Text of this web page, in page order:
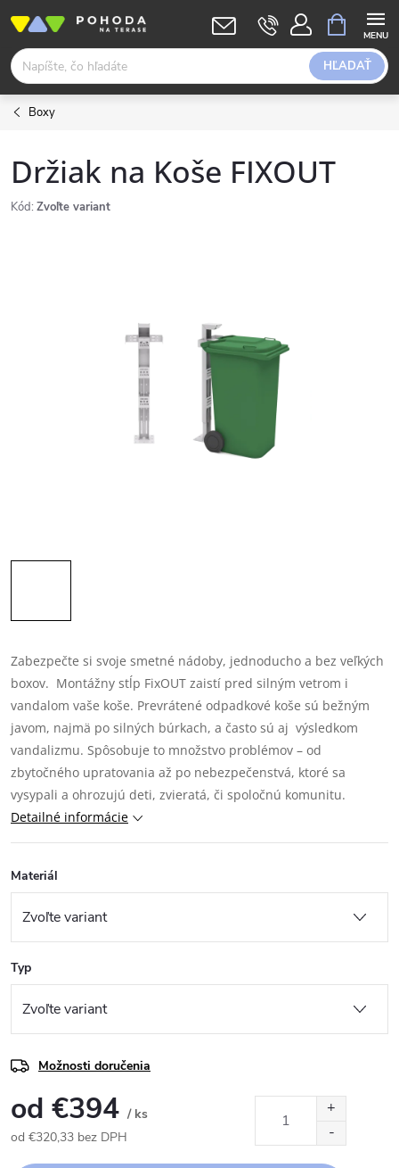
obsah
HĽADAŤ
KOŠÍK
Boxy
Držiak na Koše FIXOUT
Kód: Zvoľte variant
Zabezpečte si svoje smetné nádoby, jednoducho a bez veľkých
boxov. Montážny stĺp FixOUT zaistí pred silným vetrom i
vandalom vaše koše. Prevrátené odpadkové koše sú bežným
javom, najmä po silných búrkach, a často sú aj výsledkom
vandalizmu. Spôsobuje to množstvo problémov – od
zbytočného upratovania až po nebezpečenstvá, ktoré sa
vysypali a ohrozujú deti, zvieratá, či spoločnú komunitu.
Detailné informácie
Materiál
Typ
Možnosti doručenia
od €394 / ks
od €320,33 bez DPH